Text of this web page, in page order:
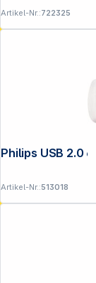
Artikel-Nr.:722325
Artikel-Nr.:513018